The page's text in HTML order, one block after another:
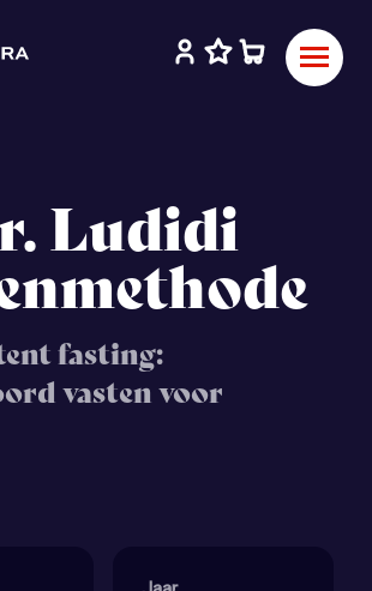
Ludidi
fasting:
vasten voor